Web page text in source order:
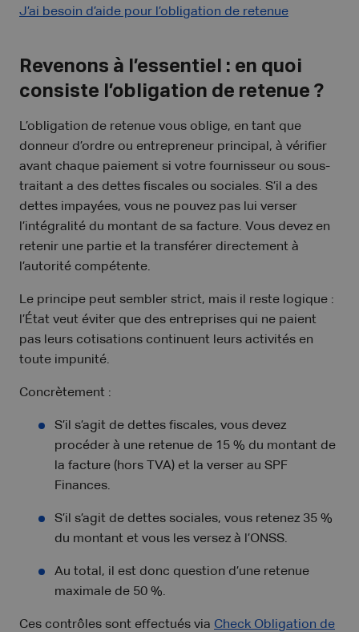
J’ai besoin d’aide pour l’obligation de retenue
Revenons à l’essentiel : en quoi
consiste l’obligation de retenue ?
L’obligation de retenue vous oblige, en tant que
donneur d’ordre ou entrepreneur principal, à vérifier
avant chaque paiement si votre fournisseur ou sous-
traitant a des dettes fiscales ou sociales. S’il a des
dettes impayées, vous ne pouvez pas lui verser
l’intégralité du montant de sa facture. Vous devez en
retenir une partie et la transférer directement à
l’autorité compétente.
Le principe peut sembler strict, mais il reste logique :
l’État veut éviter que des entreprises qui ne paient
pas leurs cotisations continuent leurs activités en
toute impunité.
Concrètement :
S’il s’agit de dettes fiscales, vous devez
procéder à une retenue de 15 % du montant de
la facture (hors TVA) et la verser au SPF
Finances.
S’il s’agit de dettes sociales, vous retenez 35 %
du montant et vous les versez à l’ONSS.
Au total, il est donc question d’une retenue
maximale de 50 %.
Ces contrôles sont effectués via Check Obligation de